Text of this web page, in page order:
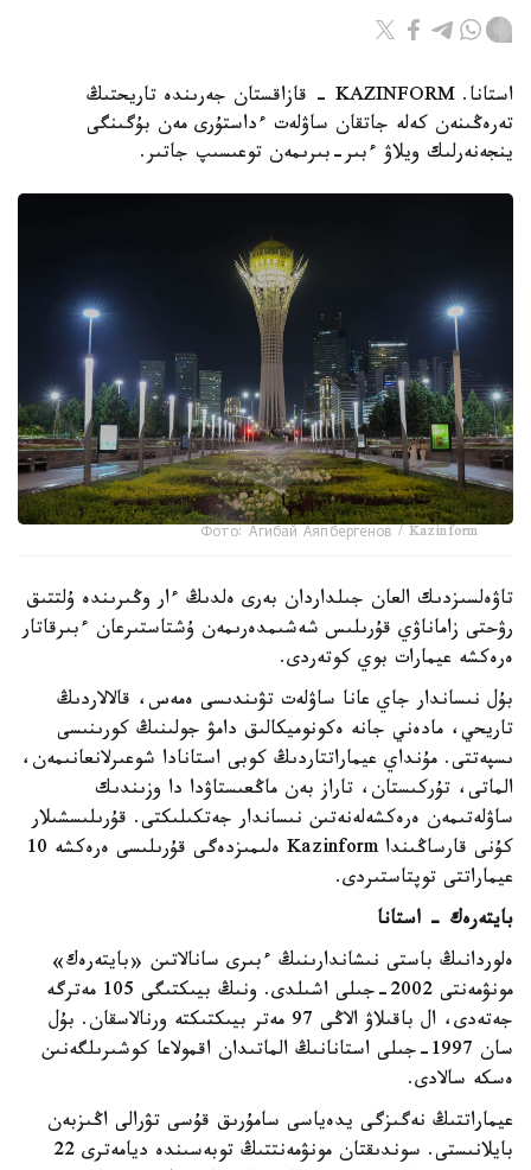
استانا. KAZINFORM - قازاقستان جەرىندە تاريحتىڭ
تەرەڭىنەن كەلە جاتقان ساۋلەت ءداستۇرى مەن بۇگىنگى
ينجەنەرلىك ويلاۋ ءبىر-بىرىمەن توعىسىپ جاتىر.
Фото: Агибай Аяпбергенов / Kazinform
تاۋەلسىزدىك العان جىلداردان بەرى ەلدىڭ ءار وڭىرىندە ۇلتتىق
رۋحتى زاماناۋي قۇرىلىس شەشىمدەرىمەن ۇشتاستىرعان ءبىرقاتار
ەرەكشە عيمارات بوي كوتەردى.
بۇل نىساندار جاي عانا ساۋلەت تۋىندىسى ەمەس، قالالاردىڭ
تاريحي، مادەني جانە ەكونوميكالىق دامۋ جولىنىڭ كورىنىسى
ىسپەتتى. مۇنداي عيماراتتاردىڭ كوبى استانادا شوعىرلانعانىمەن،
الماتى، تۇركىستان، تاراز بەن ماڭعىستاۋدا دا وزىندىك
ساۋلەتىمەن ەرەكشەلەنەتىن نىساندار جەتكىلىكتى. قۇرىلىسشىلار
كۇنى قارساڭىندا Kazinform ەلىمىزدەگى قۇرىلىسى ەرەكشە 10
عيماراتتى توپتاستىردى.
بايتەرەك - استانا
ەلوردانىڭ باستى نىشاندارىنىڭ ءبىرى سانالاتىن «بايتەرەك»
مونۋمەنتى 2002-جىلى اشىلدى. ونىڭ بيىكتىگى 105 مەترگە
جەتەدى، ال باقىلاۋ الاڭى 97 مەتر بيىكتىكتە ورنالاسقان. بۇل
سان 1997-جىلى استانانىڭ الماتىدان اقمولاعا كوشىرىلگەنىن
ەسكە سالادى.
عيماراتتىڭ نەگىزگى يدەياسى سامۇرىق قۇسى تۋرالى اڭىزبەن
بايلانىستى. سوندىقتان مونۋمەنتتىڭ توبەسىندە ديامەترى 22